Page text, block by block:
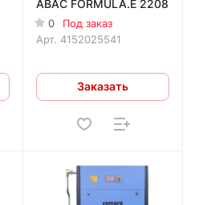
ABAC FORMULA.E 2208
0
Под заказ
Арт. 4152025541
Заказать